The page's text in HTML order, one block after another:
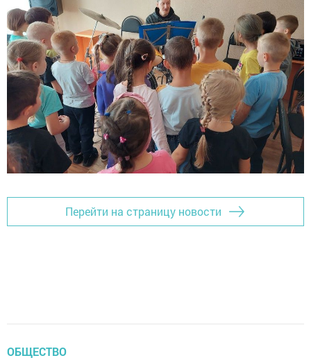
Перейти на страницу новости
ОБЩЕСТВО